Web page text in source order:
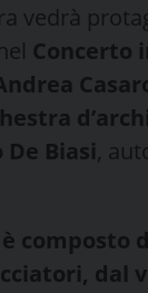
vedrà
Concerto
Biasi,
composto
dal